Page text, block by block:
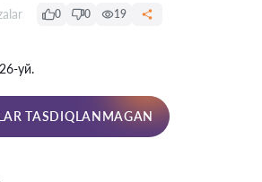
0 0 19
уй.
TASDIQLANMAGAN